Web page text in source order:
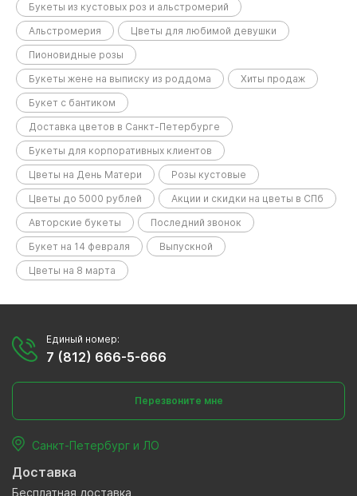
Букеты из кустовых роз и альстромерий
Альстромерия
Цветы для любимой девушки
Пионовидные розы
Букеты жене на выписку из роддома
Хиты продаж
Букет с бантиком
Доставка цветов в Санкт-Петербурге
Букеты для корпоративных клиентов
Цветы на День Матери
Розы кустовые
Цветы до 5000 рублей
Акции и скидки на цветы в СПб
Авторские букеты
Последний звонок
Букет на 14 февраля
Выпускной
Цветы на 8 марта
Единый номер:
7 (812) 666-5-666
Перезвоните мне
Санкт-Петербург и ЛО
Доставка
Бесплатная доставка